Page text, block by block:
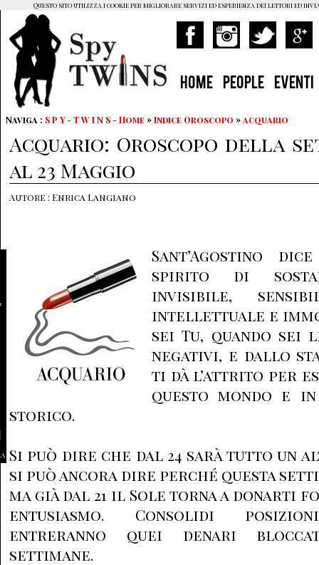
HOME PEOPLE EVENTI
Naviga : S P Y - T W I N S - Home »Indice Oroscopo »acquario
Acquario: Oroscopo della
al 23 Maggio
Autore : Enrica Langiano
Sant’Agostino
spirito di
invisibile,
intellettuale e
sei Tu, quando
negativi, e dallo
ti dà l’attrito per
questo mondo e
storico.
Si può dire che dal 24 sarà tutto un
si può ancora dire perché questa
ma già dal 21 il Sole torna a donarti
entusiasmo. Consolidi
entreranno quei denari
settimane.
Questo sito utilizza i cookie per migliorare servizi ed esperienza dei lettori ed